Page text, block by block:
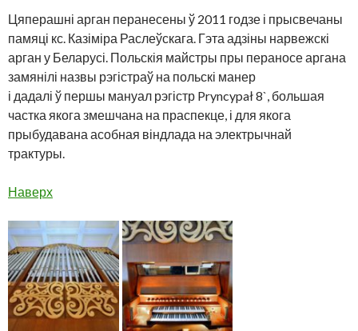
Цяперашні арган перанесены ў 2011 годзе і прысвечаны
памяці кс. Казіміра Раслеўскага. Гэта адзіны нарвежскі
арган у Беларусі. Польскія майстры пры пераносе аргана
замянілі назвы рэгістраў на польскі манер
і дадалі ў першы мануал рэгістр Pryncypał 8`, большая
частка якога змешчана на праспекце, і для якога
прыбудавана асобная віндлада на электрычнай
трактуры.
Наверх